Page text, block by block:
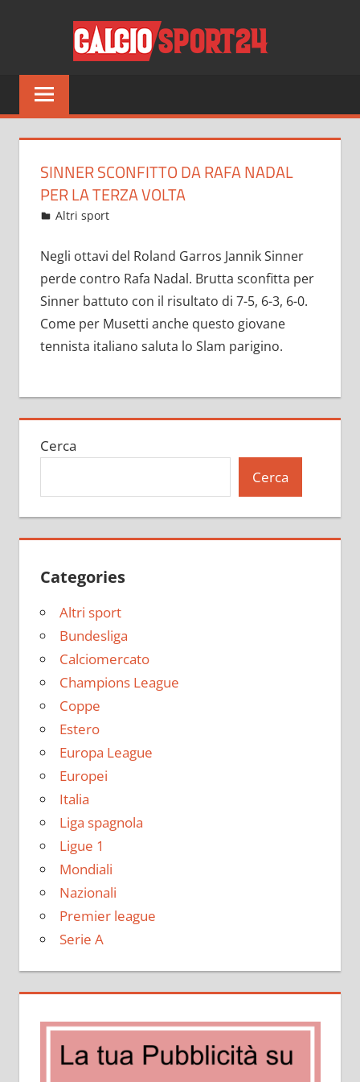
Tutto
sul
del
solo
SINNER SCONFITTO DA RAFA NADAL
PER LA TERZA VOLTA
Giugno 9, 2021
admin
Altri sport
Negli ottavi del Roland Garros Jannik Sinner
perde contro Rafa Nadal. Brutta sconfitta per
Sinner battuto con il risultato di 7-5, 6-3, 6-0.
Come per Musetti anche questo giovane
tennista italiano saluta lo Slam parigino.
Cerca
Cerca
Categories
Altri sport
Bundesliga
Calciomercato
Champions League
Coppe
Estero
Europa League
Europei
Italia
Liga spagnola
Ligue 1
Mondiali
Nazionali
Premier league
Serie A